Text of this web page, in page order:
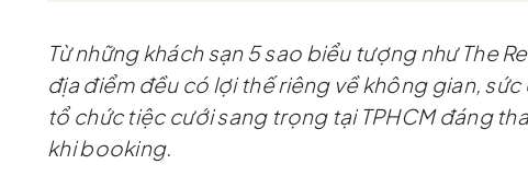
Từ những khách sạn 5 sao biểu tượng như The
địa điểm đều có lợi thế riêng về không gian,
tổ chức tiệc cưới sang trọng tại TPHCM đáng
khi booking.